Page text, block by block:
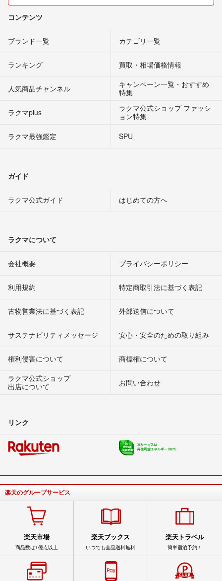
コンテンツ
ブランド一覧 カテゴリ一覧
ランキング 買取・相場価格情報
人気商品チャンネル
キャンペーン一覧・おすすめ
特集
ラクマplus
ラクマ公式ショップ ファッシ
ョン特集
ラクマ最強鑑定
SPU
ガイド
ラクマ公式ガイド はじめての方へ
ラクマについて
会社概要 プライバシーポリシー
利用規約 特定商取引法に基づく表記
古物営業法に基づく表記 外部送信について
サステナビリティメッセージ 安心・安全のための取り組み
権利侵害について
商標権について
ラクマ公式ショップ
出店について
お問い合わせ
リンク
楽天のグループサービス
楽天市場
商品数は1億点以上
楽天ブックス
いつでも全品送料無料
楽天トラベル
簡単宿泊予約！